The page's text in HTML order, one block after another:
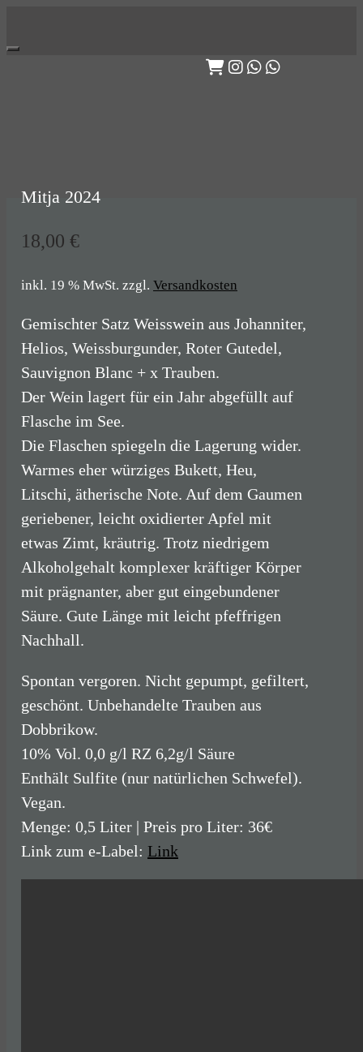
to
Mitja 2024
18,00 €
inkl. 19 % MwSt. zzgl. Versandkosten
Gemischter Satz Weisswein aus Johanniter,
Helios, Weissburgunder, Roter Gutedel,
Sauvignon Blanc + x Trauben.
Der Wein lagert für ein Jahr abgefüllt auf
Flasche im See.
Die Flaschen spiegeln die Lagerung wider.
Warmes eher würziges Bukett, Heu,
Litschi, ätherische Note. Auf dem Gaumen
geriebener, leicht oxidierter Apfel mit
etwas Zimt, kräutrig. Trotz niedrigem
Alkoholgehalt komplexer kräftiger Körper
mit prägnanter, aber gut eingebundener
Säure. Gute Länge mit leicht pfeffrigen
Nachhall.
Spontan vergoren. Nicht gepumpt, gefiltert,
geschönt. Unbehandelte Trauben aus
Dobbrikow.
10% Vol. 0,0 g/l RZ 6,2g/l Säure
Enthält Sulfite (nur natürlichen Schwefel).
Vegan.
Menge: 0,5 Liter | Preis pro Liter: 36€
Link zum e-Label: Link